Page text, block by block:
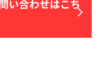
い合わせはこち